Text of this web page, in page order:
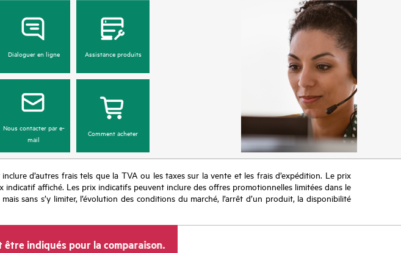
Dialoguer en ligne Assistance produits
Nous contacter par e-
mail
Comment acheter
d’autres frais tels que la TVA ou les taxes sur la vente et les frais d’expédition. Le prix
affiché. Les prix indicatifs peuvent inclure des offres promotionnelles limitées dans le
sans s’y limiter, l’évolution des conditions du marché, l’arrêt d’un produit, la disponibilité
indiqués pour la comparaison.